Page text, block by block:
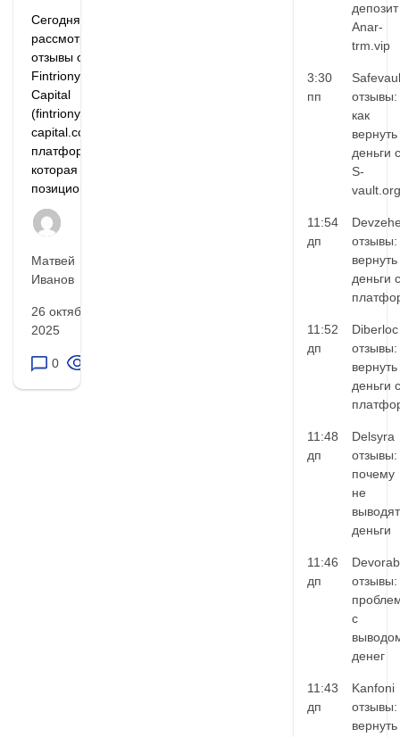
Сегодня мы
рассмотрим
отзывы о
Fintrionyx
Capital
(fintrionyx-
capital.cc) -
платформе,
которая
позиционирует...
Матвей
Иванов
26 октября,
2025
0
Anar-
trm.vip
3:30
пп
отзывы:
как
вернуть
деньги с
S-
vault.org
11:54
дп
отзывы:
вернуть
деньги с
11:52
дп
Diberloc
отзывы:
вернуть
деньги с
11:48
дп
Delsyra
отзывы:
почему
не
выводят
деньги
11:46
дп
отзывы:
с
денег
11:43
дп
Kanfoni
отзывы:
вернуть